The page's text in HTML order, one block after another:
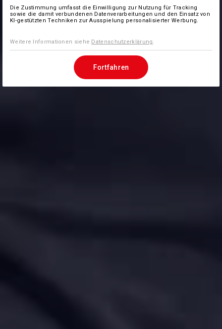
Die Zustimmung umfasst die Einwilligung zur Nutzung für Tracking
sowie die damit verbundenen Datenverarbeitungen und den Einsatz von
KI-gestützten Techniken zur Ausspielung personalisierter Werbung.
Weitere Informationen siehe Datenschutzerklärung
Fortfahren